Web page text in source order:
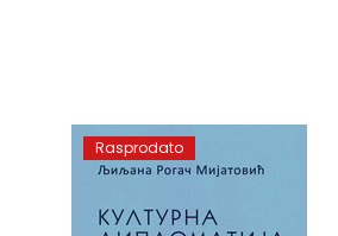
Rasprodato